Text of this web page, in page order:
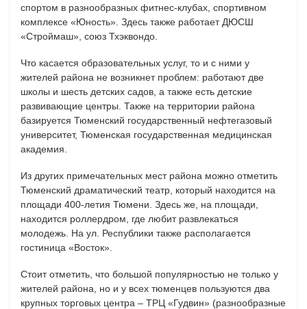
спортом в разнообразных фитнес-клубах, спортивном
комплексе «Юность». Здесь также работает ДЮСШ
«Строймаш», союз Тхэквондо.
Что касается образовательных услуг, то и с ними у
жителей района не возникнет проблем: работают две
школы и шесть детских садов, а также есть детские
развивающие центры. Также на территории района
базируется Тюменский государственный нефтегазовый
университет, Тюменская государственная медицинская
академия.
Из других примечательных мест района можно отметить
Тюменский драматический театр, который находится на
площади 400-летия Тюмени. Здесь же, на площади,
находится роллердром, где любит развлекаться
молодежь. На ул. Республики также располагается
гостиница «Восток».
Стоит отметить, что большой популярностью не только у
жителей района, но и у всех тюменцев пользуются два
крупных торговых центра – ТРЦ «Гудвин» (разнообразные